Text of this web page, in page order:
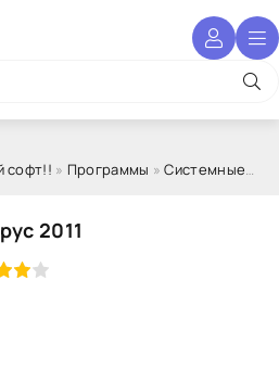
софт!! » Программы »Системные программы
2011